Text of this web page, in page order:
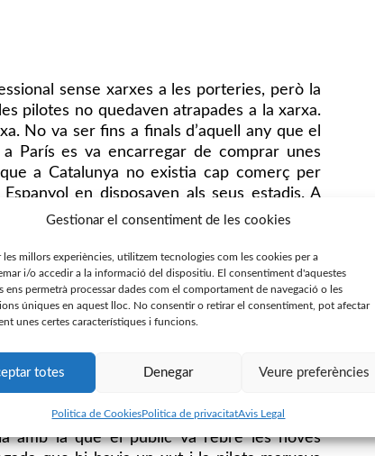
Gestionar el consentiment de les cookies
les millors experiències, utilitzem tecnologies com les cookies per a
i/o accedir a la informació del dispositiu. El consentiment d'aquestes
ens permetrà processar dades com el comportament de navegació o les
úniques en aquest lloc. No consentir o retirar el consentiment, pot afectar
unes certes característiques i funcions.
totes Denegar Veure preferències
Politica de CookiesPolitica de privacitatAvis Legal
sense xarxes a les porteries, però la
pilotes no quedaven atrapades a la xarxa.
No va ser fins a finals d’aquell any que el
París es va encarregar de comprar unes
a Catalunya no existia cap comerç per
en disposaven als seus estadis. A
dues pilotes, uns guants, cinturons i
de la directiva. Les xarxes van costar 58
cadascuna. El Sr. Rosell va tenir molts
no sabien quina tarifa aplicar.
els funcionaris no havien vist mai i arran
amb les noves xarxes va ser el 31 de
club en què el Centre d’Esports i l’Athletic
el Centre d’Esports per un a zero i en el
En el llibre ‘Història del futbol a Sabadell’,
amb la que el públic va rebre les noves